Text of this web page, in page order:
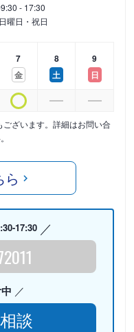
- 17:30
曜日・祝日
7
金
8
土
9
日
ざいます。詳細はお問い合
ら
17:30
談